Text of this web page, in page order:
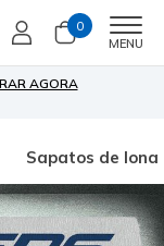
0
MENU
AGORA
Sapatos de lona